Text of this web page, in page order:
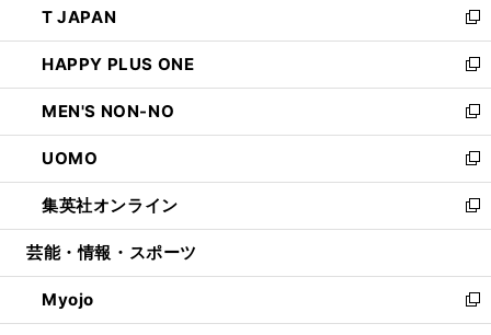
く
で
開
く
ド
ウ
で
開
く
ィ
ン
ド
ウ
で
開
く
い
ウ
ィ
ン
ド
ウ
で
開
く
T JAPAN
新
し
い
ウ
ィ
ン
ド
ウ
で
開
HAPPY PLUS ONE
新
し
い
ウ
ィ
ン
ド
ウ
開
く
MEN'S NON-NO
新
し
い
ウ
ィ
ン
ウ
で
開
UOMO
新
し
い
ウ
ン
ド
ウ
集英社オンライン
新
し
ウ
ィ
ン
芸能・情報・スポーツ
Myojo
新
し